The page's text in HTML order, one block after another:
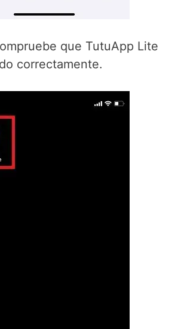
que TutuApp Lite
correctamente.